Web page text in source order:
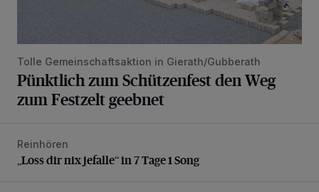
Tolle Gemeinschaftsaktion in Gierath/Gubberath
Pünktlich zum Schützenfest den Weg
zum Festzelt geebnet
„Loss dir nix jefalle“ in 7 Tage 1 Song
Reinhören
„Loss dir nix jefalle“ in 7 Tage 1 Song